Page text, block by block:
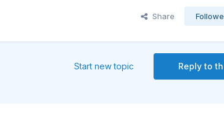
Share
Reply to
Start new topic